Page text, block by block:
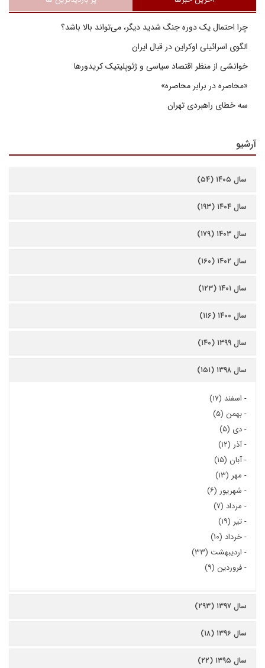
چرا احتمال یک دوره جنگ شدید دیگر، می‌تواند بالا باشد؟
الگوی اسرائیلی اوکراین در قبال ایران
خوانشی از منظر اقتصاد سیاسی و ژئوپلیتیک کریدورها
«محاصره در برابر محاصره»
سه خطای راهبردی تهران
آرشیو
سال ۱۴۰۵ (۵۴)
سال ۱۴۰۴ (۱۹۳)
سال ۱۴۰۳ (۱۷۹)
سال ۱۴۰۲ (۱۶۰)
سال ۱۴۰۱ (۱۲۳)
سال ۱۴۰۰ (۱۱۶)
سال ۱۳۹۹ (۱۴۰)
سال ۱۳۹۸ (۱۵۱)
- اسفند (۱۷)
-بهمن (۵)
-دی (۵)
-آذر (۱۲)
-آبان (۱۵)
- مهر (۱۳)
- شهریور (۶)
- مرداد (۷)
-تیر (۱۹)
-خرداد (۱۰)
- اردیبهشت (۳۳)
-فروردین (۹)
سال ۱۳۹۷ (۲۹۳)
سال ۱۳۹۶ (۱۸)
سال ۱۳۹۵ (۲۲)